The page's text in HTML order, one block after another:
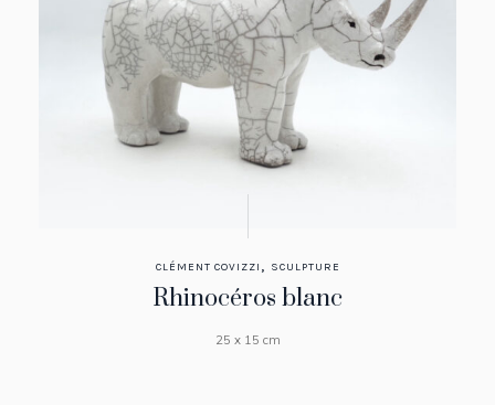
CLÉMENT COVIZZI , SCULPTURE
Rhinocéros blanc
25 x 15 cm